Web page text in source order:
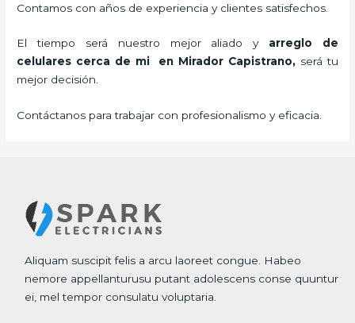
Contamos con años de experiencia y clientes satisfechos.
El tiempo será nuestro mejor aliado y arreglo de
celulares cerca de mien Mirador Capistrano, será tu
mejor decisión.
Contáctanos para trabajar con profesionalismo y eficacia.
Aliquam suscipit felis a arcu laoreet congue. Habeo
nemore appellanturusu putant adolescens conse quuntur
ei, mel tempor consulatu voluptaria.